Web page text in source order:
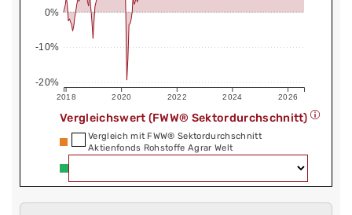
2018 2020 2022 2024 2026
-20%
-10%
0%
Vergleichswert (FWW® Sektordurchschnitt)
Vergleich mit FWW® Sektordurchschnitt
Aktienfonds Rohstoffe Agrar Welt